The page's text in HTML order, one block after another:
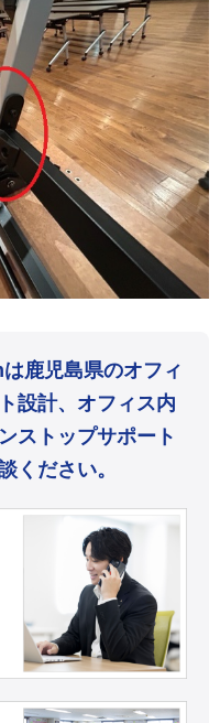
鹿児島県のオフィ
設計、オフィス内
ストップサポート
ください。